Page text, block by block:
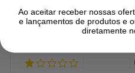
Ao aceitar receber nossas
e lançamentos de produtos e
diretamente